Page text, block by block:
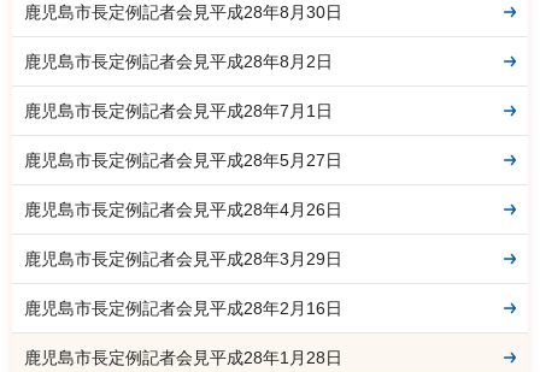
鹿児島市長定例記者会見平成28年8月30日
鹿児島市長定例記者会見平成28年8月2日
鹿児島市長定例記者会見平成28年7月1日
鹿児島市長定例記者会見平成28年5月27日
鹿児島市長定例記者会見平成28年4月26日
鹿児島市長定例記者会見平成28年3月29日
鹿児島市長定例記者会見平成28年2月16日
鹿児島市長定例記者会見平成28年1月28日